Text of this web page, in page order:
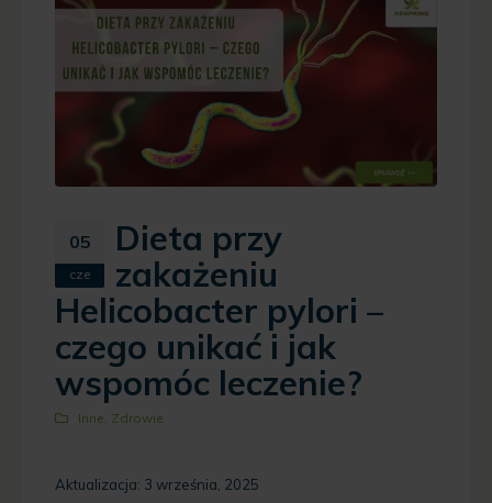
05
cze
Dieta przy
zakażeniu
Helicobacter pylori –
czego unikać i jak
wspomóc leczenie?
Inne Zdrowie
Aktualizacja: 3 września, 2025